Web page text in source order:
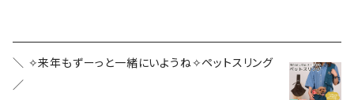
＼ ✧来年もずーっと一緒にいようね✧ペットスリング
／